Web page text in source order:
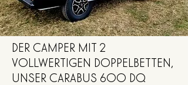
DER CAMPER MIT 2
VOLLWERTIGEN DOPPELBETTEN,
UNSER CARABUS 600 DQ